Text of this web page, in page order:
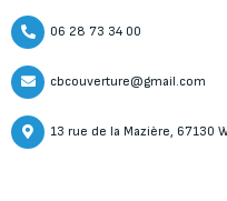
06 28 73 34 00
cbcouverture@gmail.com
13 rue de la Mazière, 67130